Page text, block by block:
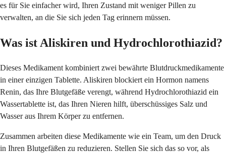
es für Sie einfacher wird, Ihren Zustand mit weniger Pillen zu
verwalten, an die Sie sich jeden Tag erinnern müssen.
Was ist Aliskiren und Hydrochlorothiazid?
Dieses Medikament kombiniert zwei bewährte Blutdruckmedikamente
in einer einzigen Tablette. Aliskiren blockiert ein Hormon namens
Renin, das Ihre Blutgefäße verengt, während Hydrochlorothiazid ein
Wassertablette ist, das Ihren Nieren hilft, überschüssiges Salz und
Wasser aus Ihrem Körper zu entfernen.
Zusammen arbeiten diese Medikamente wie ein Team, um den Druck
in Ihren Blutgefäßen zu reduzieren. Stellen Sie sich das so vor, als